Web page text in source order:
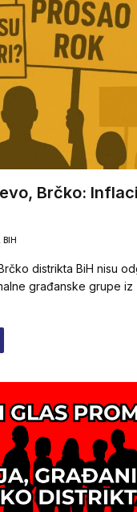
Brčko:
BIH
distrikta BiH nisu
građanske grupe iz